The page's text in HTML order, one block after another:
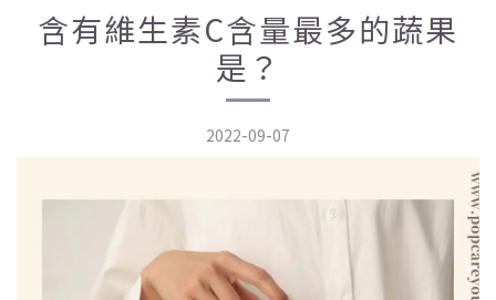
含有維生素C含量最多的蔬果
是？
2022-09-07